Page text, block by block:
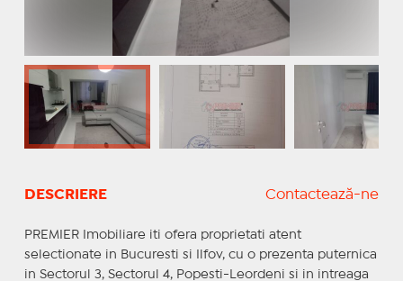
DESCRIERE Contactează-ne
PREMIER Imobiliare iti ofera proprietati atent
selectionate in Bucuresti si Ilfov, cu o prezenta puternica
in Sectorul 3, Sectorul 4, Popesti-Leordeni si in intreaga